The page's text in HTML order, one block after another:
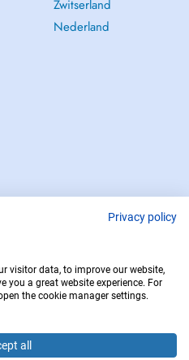
Zwitserland
Nederland
Privacy policy
visitor data, to improve our website,
you a great website experience. For
the cookie manager settings.
all